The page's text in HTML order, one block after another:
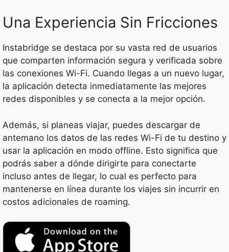
Una Experiencia Sin Fricciones
Instabridge se destaca por su vasta red de usuarios
que comparten información segura y verificada sobre
las conexiones Wi-Fi. Cuando llegas a un nuevo lugar,
la aplicación detecta inmediatamente las mejores
redes disponibles y se conecta a la mejor opción.
Además, si planeas viajar, puedes descargar de
antemano los datos de las redes Wi-Fi de tu destino y
usar la aplicación en modo offline. Esto significa que
podrás saber a dónde dirigirte para conectarte
incluso antes de llegar, lo cual es perfecto para
mantenerse en línea durante los viajes sin incurrir en
costos adicionales de roaming.